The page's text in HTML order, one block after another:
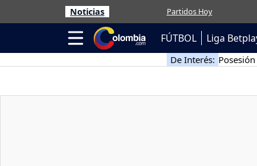
Noticias Partidos Hoy
FÚTBOL Liga
De Interés: